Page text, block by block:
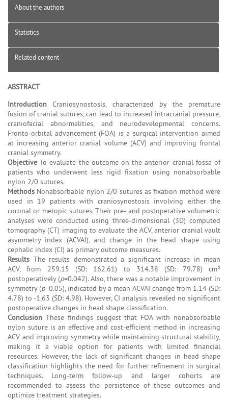
About the authors
Statistics
Related content
ABSTRACT
Introduction Craniosynostosis, characterized by the premature
fusion of cranial sutures, can lead to increased intracranial pressure,
craniofacial abnormalities, and neurodevelopmental concerns.
Fronto-orbital advancement (FOA) is a surgical intervention aimed
at increasing anterior cranial volume (ACV) and improving frontal
cranial symmetry.
Objective To evaluate the outcome on the anterior cranial fossa of
patients who underwent less rigid fixation using nonabsorbable
nylon 2/0 sutures.
Methods Nonabsorbable nylon 2/0 sutures as fixation method were
used in 19 patients with craniosynostosis involving either the
coronal or metopic sutures. Their pre- and postoperative volumetric
analyses were conducted using three-dimensional (3D) computed
tomography (CT) imaging to evaluate the ACV, anterior cranial vault
asymmetry index (ACVAI), and change in the head shape using
cephalic index (CI) as primary outcome measures.
Results The results demonstrated a significant increase in mean
ACV, from 259.15 (SD: 162.61) to 314.38 (SD: 79.78) cm3
postoperatively (p=0.042). Also, there was a notable improvement in
symmetry (p=0.05), indicated by a mean ACVAI change from 1.14 (SD:
4.78) to -1.63 (SD: 4.98). However, CI analysis revealed no significant
postoperative changes in head shape classification.
Conclusion These findings suggest that FOA with nonabsorbable
nylon suture is an effective and cost-efficient method in increasing
ACV and improving symmetry while maintaining structural stability,
making it a viable option for patients with limited financial
resources. However, the lack of significant changes in head shape
classification highlights the need for further refinement in surgical
techniques. Long-term follow-up and larger cohorts are
recommended to assess the persistence of these outcomes and
optimize treatment strategies.